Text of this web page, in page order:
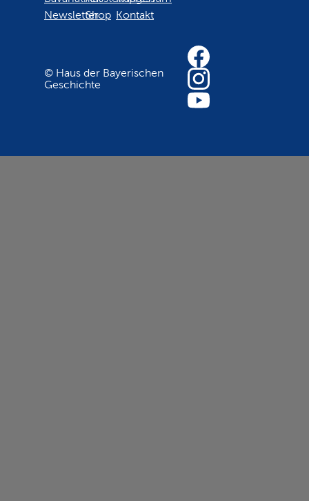
NewsletterShop Kontakt
© Haus der Bayerischen
Geschichte